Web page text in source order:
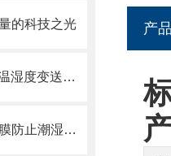
的科技之光
印度KIMO TH210-BOSP温湿度变送器产品介绍
日本TOSEI东精用特殊薄膜防止潮湿和氧化HV-400包装机北崎有售
产